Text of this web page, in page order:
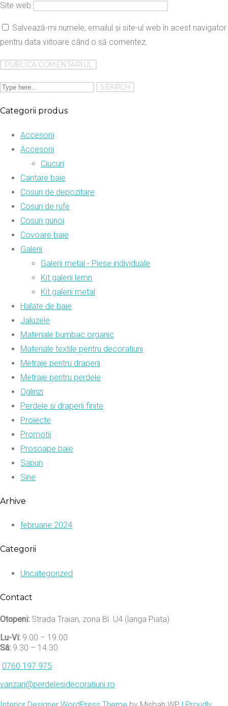
Site web
Salvează-mi numele, emailul și site-ul web în acest navigator
pentru data viitoare când o să comentez.
Categorii produs
Accesorii
Accesorii
Ciucuri
Cantare baie
Cosuri de depozitare
Cosuri de rufe
Cosuri gunoi
Covoare baie
Galerii
Galerii metal - Piese individuale
Kit galerii lemn
Kit galerii metal
Halate de baie
Jaluzele
Materiale bumbac organic
Materiale textile pentru decoratiuni
Metraje pentru draperii
Metraje pentru perdele
Oglinzi
Perdele si draperii finite
Proiecte
Promotii
Prosoape baie
Sapun
Sine
Arhive
februarie 2024
Categorii
Uncategorized
Contact
Otopeni: Strada Traian, zona Bl. U4 (langa Piata)
Lu-Vi: 9.00 – 19.00
Sâ: 9.30 – 14.30
0760 197 975
vanzari@perdelesidecoratiuni.ro